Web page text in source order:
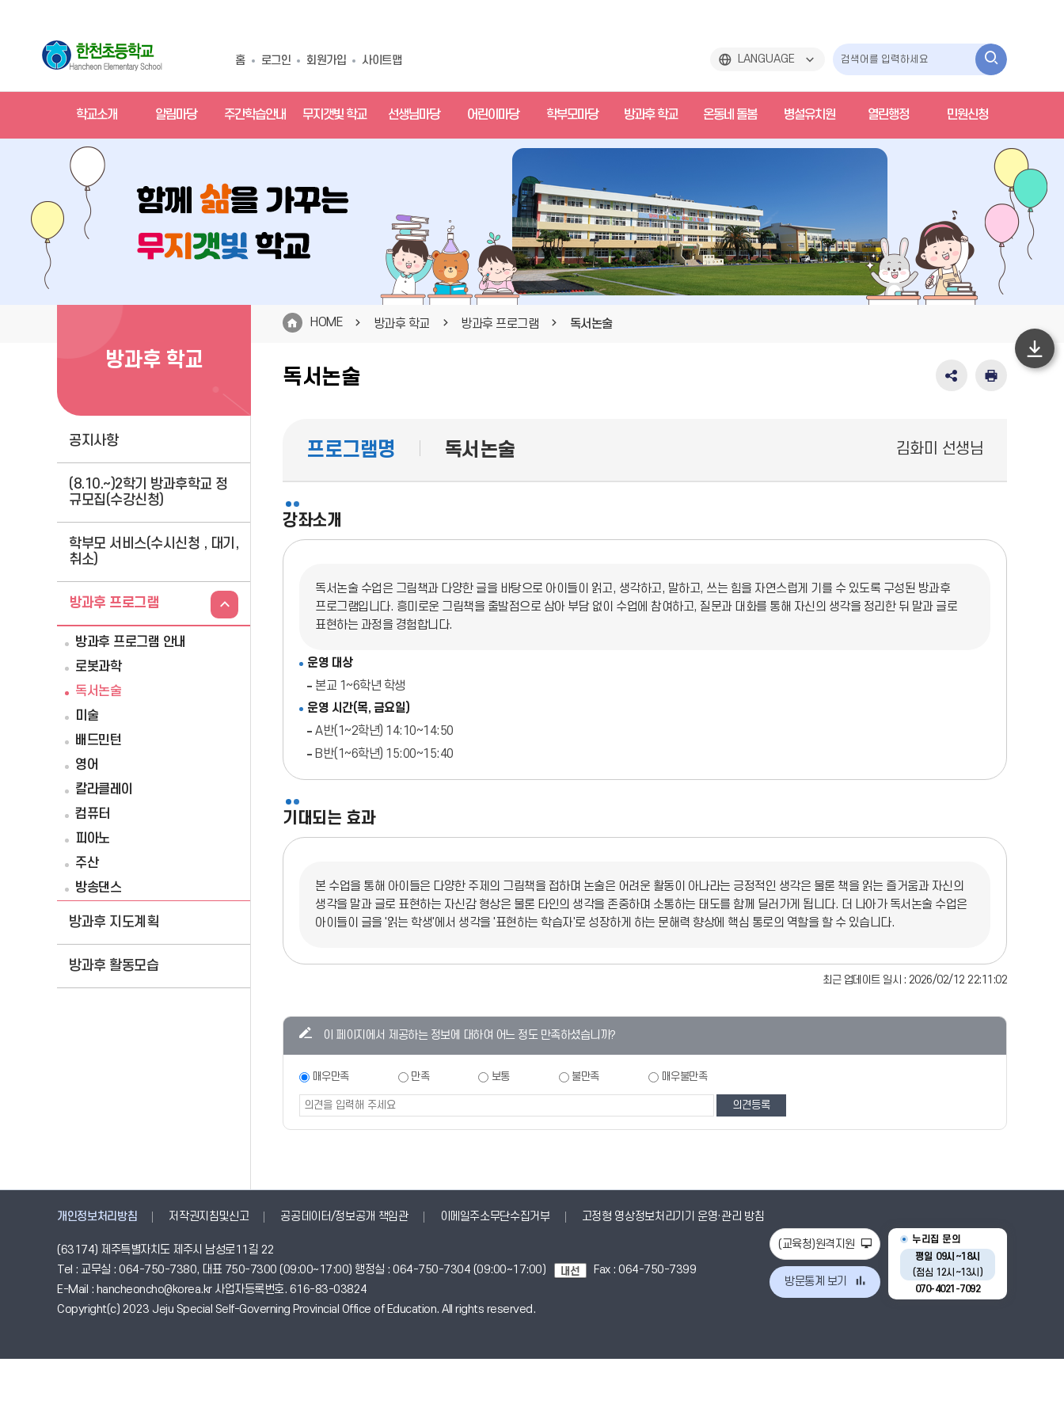
홈 로그인 회원가입 사이트맵 LANGUAGE
검
색
기
학교소개 알림마당 주간학습안내 무지갯빛 학교 선생님마당 어린이마당 학부모마당 방과후 학교 온동네 돌봄 병설유치원 열린행정 민원신청
방과후 학교
공지사항
(8.10.~)2학기 방과후학교 정
규모집(수강신청)
학부모 서비스(수시신청 , 대기,
취소)
방과후 프로그램
방과후 프로그램 안내
로봇과학
독서논술
미술
배드민턴
영어
칼라클레이
컴퓨터
피아노
주산
방송댄스
방과후 지도계획
방과후 활동모습
HOME 방과후 학교 방과후 프로그램 독서논술
독서논술
SNS
역
치
인
프로그램명 독서논술 김화미 선생님
강좌소개
독서논술 수업은 그림책과 다양한 글을 바탕으로 아이들이 읽고, 생각하고, 말하고, 쓰는 힘을 자연스럽게 기를 수 있도록 구성된 방과후
프로그램입니다. 흥미로운 그림책을 출발점으로 삼아 부담 없이 수업에 참여하고, 질문과 대화를 통해 자신의 생각을 정리한 뒤 말과 글로
표현하는 과정을 경험합니다.
운영 대상
본교 1~6학년 학생
운영 시간(목, 금요일)
A반(1~2학년) 14:10~14:50
B반(1~6학년) 15:00~15:40
기대되는 효과
본 수업을 통해 아이들은 다양한 주제의 그림책을 접하며 논술은 어려운 활동이 아나라는 긍정적인 생각은 물론 책을 읽는 즐거움과 자신의
생각을 말과 글로 표현하는 자신감 형상은 물론 타인의 생각을 존중하며 소통하는 태도를 함께 딜러가게 됩니다. 더 나아가 독서논술 수업은
아이들이 글을 '읽는 학생'에서 생각을 '표현하는 학습자'로 성장하게 하는 문해력 향상에 핵심 통로의 역할을 할 수 있습니다.
최근 업데이트 일시 : 2026/02/12 22:11:02
콘텐츠
조사
이 페이지에서 제공하는 정보에 대하여 어느 정도 만족하셨습니까?
만족도
폼
매우만족 만족 보통 불만족 매우불만족
하
개인정보처리방침 저작권지침및신고 공공데이터/정보공개 책임관 이메일주소무단수집거부 고정형 영상정보처리기기 운영·관리 방침
(교육청)원격지원
방문통계 보기
누리집 문의
평일 09시~18시
(점심 12시~13시)
070-4021-7092
(63174) 제주특별자치도 제주시 남성로11길 22
Tel : 교무실 : 064-750-7380, 대표 750-7300 (09:00~17:00) 행정실 : 064-750-7304 (09:00~17:00)
Fax : 064-750-7399
E-Mail : hancheoncho@korea.kr 사업자등록번호. 616-83-03824
Copyright(c) 2023 Jeju Special Self-Governing Provincial Office of Education. All rights reserved.